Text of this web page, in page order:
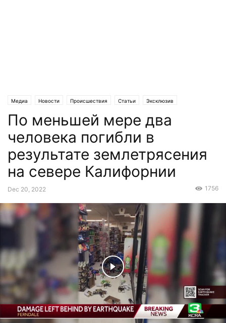
Медиа Новости Происшествия Статьи Эксклюзив
По меньшей мере два
человека погибли в
результате землетрясения
на севере Калифорнии
Dec 20, 2022 1756